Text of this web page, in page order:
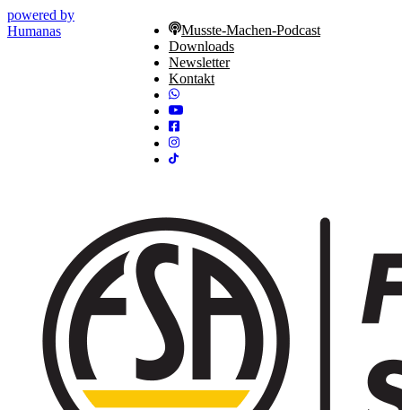
powered by
Humanas
Musste-Machen-Podcast
Downloads
Newsletter
Kontakt